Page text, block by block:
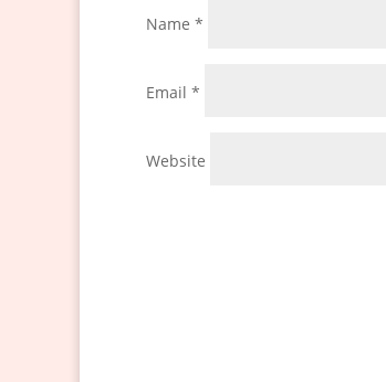
Name *
Email *
Website